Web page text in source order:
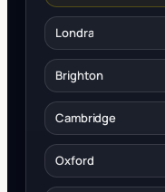
Londra
Brighton
Cambridge
Oxford